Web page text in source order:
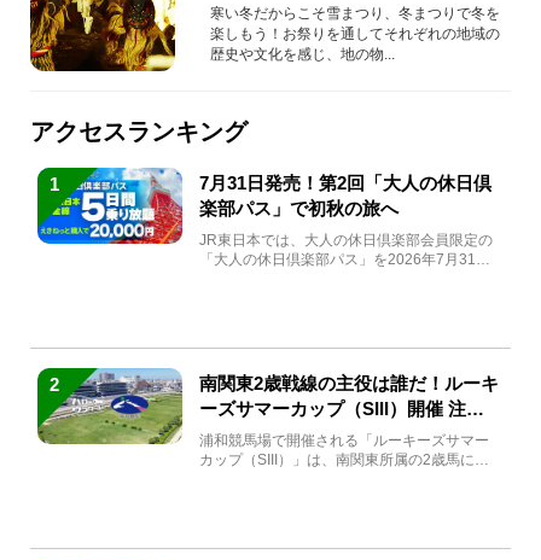
原、横手、大舘など
寒い冬だからこそ雪まつり、冬まつりで冬を
楽しもう！お祭りを通してそれぞれの地域の
歴史や文化を感じ、地の物...
アクセスランキング
1
7月31日発売！第2回「大人の休日倶
楽部パス」で初秋の旅へ
JR東日本では、大人の休日倶楽部会員限定の
「大人の休日倶楽部パス」を2026年7月31日
2
南関東2歳戦線の主役は誰だ！ルーキ
ーズサマーカップ（SIII）開催 注目
馬と見どころをチェック
浦和競馬場で開催される「ルーキーズサマー
カップ（SIII）」は、南関東所属の2歳馬によ